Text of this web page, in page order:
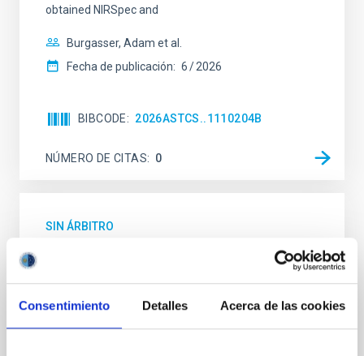
Consentimiento Detalles Acerca de las cookies
obtained NIRSpec and
Burgasser, Adam et al.
Fecha de publicación: 6 2026
BIBCODE 2026ASTCS..1110204B
NÚMERO DE CITAS 0
SIN ÁRBITRO
Rotational Light Curve and Photometric
Baseline of (15094) Polymele in Support
of the Lucy Mutual Event Campaign